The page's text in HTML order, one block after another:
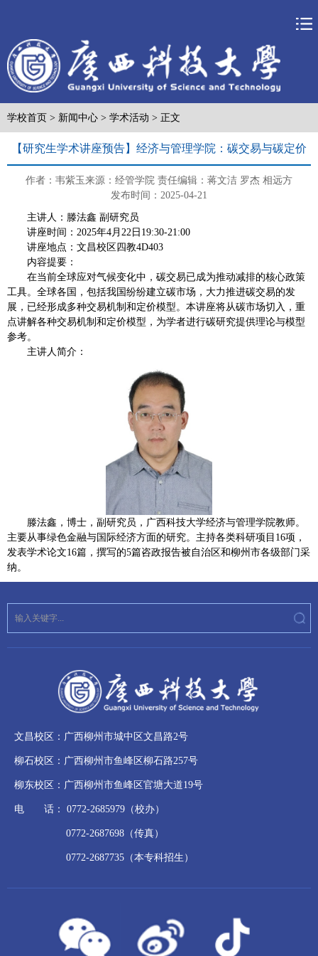
学校首页 > 新闻中心 > 学术活动 > 正文
【研究生学术讲座预告】经济与管理学院：碳交易与碳定价
作者：韦紫玉来源：经管学院 责任编辑：蒋文洁 罗杰 相远方
发布时间：2025-04-21
主讲人 ：滕法鑫 副研究员
讲座时间 ：2025年4月22日19:30-21:00
讲座地点 ：文昌校区四教4D403
内容提要：
在当前全球应对气候变化中，碳交易已成为推动减排的核心政策
工具。全球各国，包括我国纷纷建立碳市场，大力推进碳交易的发
展，已经形成多种交易机制和定价模型。本讲座将从碳市场切入，重
点讲解各种交易机制和定价模型，为学者进行碳研究提供理论与模型
参考。
主讲人简介：
滕法鑫，博士，副研究员，广西科技大学经济与管理学院教师。
主要从事绿色金融与国际经济方面的研究。主持各类科研项目16项，
发表学术论文16篇，撰写的5篇咨政报告被自治区和柳州市各级部门采
纳。
文昌校区：广西柳州市城中区文昌路2号
柳石校区：广西柳州市鱼峰区柳石路257号
柳东校区：广西柳州市鱼峰区官塘大道19号
电 话： 0772-2685979（校办）
0772-2687698（传真）
0772-2687735（本专科招生）